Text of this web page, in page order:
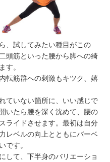
、試してみたい種目がこの
頭筋といった腰から脚への綺
す。
転筋群への刺激もキツク、嬉
ていない箇所に、いい感じで
いたら腰を深く沈めて、腰の
ライドさせます。最初は自分
レベルの向上とともにバーベ
です。
して、下半身のバリエーショ